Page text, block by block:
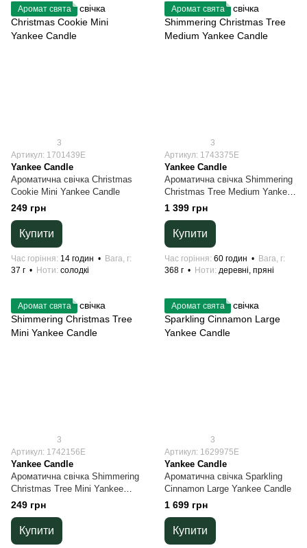
Аромат свята
3
Артикул: 1701439E
Yankee Candle
Ароматична свічка Christmas
Cookie Mini Yankee Candle
249 грн
Купити
Час горіння 14 годин
Вага, г
37 г
Ноти солодкі
Аромат свята
3
Артикул: 1743375E
Yankee Candle
Ароматична свічка Shimmering
Christmas Tree Medium Yankee
Candle
1 399 грн
Купити
Час горіння 60 годин
Вага, г
368 г
Ноти деревні, пряні
Аромат свята
3
Артикул: 1742156E
Yankee Candle
Ароматична свічка Shimmering
Christmas Tree Mini Yankee
Candle
249 грн
Купити
Аромат свята
3
Артикул: 1629975E
Yankee Candle
Ароматична свічка Sparkling
Cinnamon Large Yankee Candle
1 699 грн
Купити